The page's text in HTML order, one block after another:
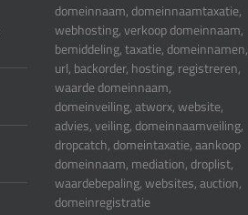
domeinnaam, domeinnaamtaxatie,
webhosting, verkoop domeinnaam,
bemiddeling, taxatie, domeinnamen,
url, backorder, hosting, registreren,
waarde domeinnaam,
domeinveiling, atworx, website,
advies, veiling, domeinnaamveiling,
dropcatch, domeintaxatie, aankoop
domeinnaam, mediation, droplist,
waardebepaling, websites, auction,
domeinregistratie